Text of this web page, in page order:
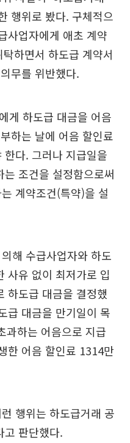
행위로 봤다. 구체적으
사업자에게 애초 계약
하면서 하도급 계약서
무를 위반했다.
게 하도급 대금을 어음
하는 날에 어음 할인료
다. 그러나 지급일을
조건을 설정함으로써
계약조건(특약)을 설
해 수급사업자와 하도
사유 없이 최저가로 입
하도급 대금을 결정했
급 대금을 만기일이 목
과하는 어음으로 지급
한 어음 할인료 1314만
행위는 하도급거래 공
고 판단했다.